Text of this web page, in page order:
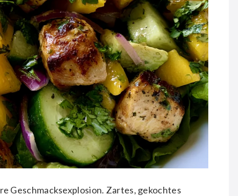
Geschmacksexplosion. Zartes, gekochtes